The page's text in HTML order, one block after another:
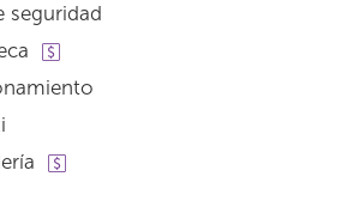
seguridad